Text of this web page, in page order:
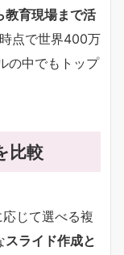
教育現場まで活
点で世界400万
の中でもトップ
比較
じて選べる複
スライド作成と